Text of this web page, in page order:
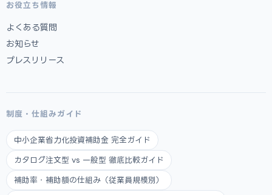
お役立ち情報
よくある質問
お知らせ
プレスリリース
制度・仕組みガイド
中小企業省力化投資補助金 完全ガイド
カタログ注文型 vs 一般型 徹底比較ガイド
補助率・補助額の仕組み（従業員規模別）